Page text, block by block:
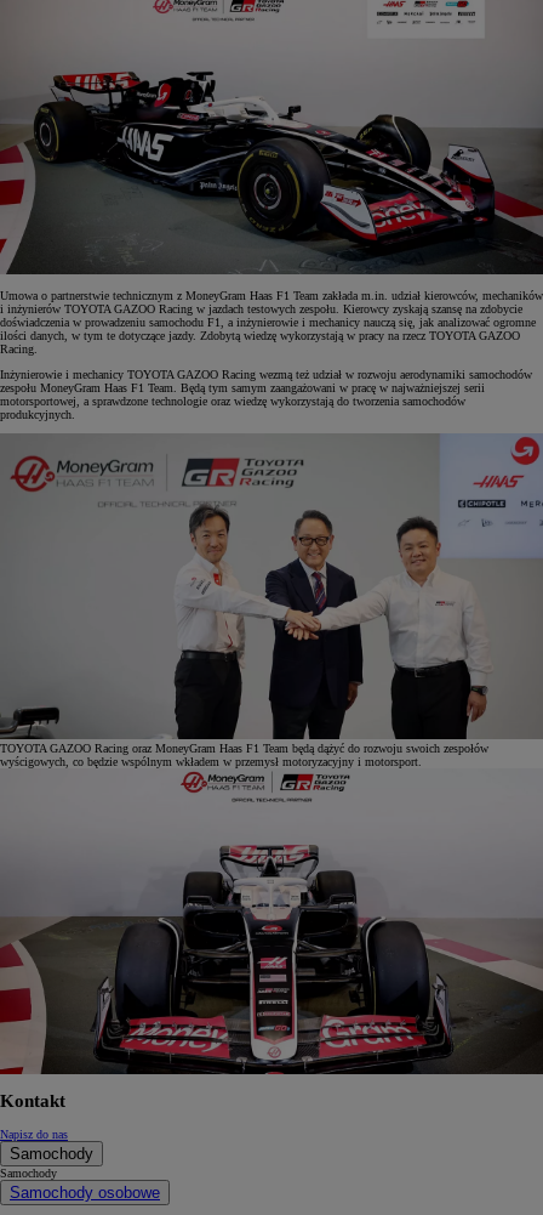
Umowa o partnerstwie technicznym z MoneyGram Haas F1 Team zakłada m.in. udział kierowców, mechaników
i inżynierów TOYOTA GAZOO Racing w jazdach testowych zespołu. Kierowcy zyskają szansę na zdobycie
doświadczenia w prowadzeniu samochodu F1, a inżynierowie i mechanicy nauczą się, jak analizować ogromne
ilości danych, w tym te dotyczące jazdy. Zdobytą wiedzę wykorzystają w pracy na rzecz TOYOTA GAZOO
Racing.
Inżynierowie i mechanicy TOYOTA GAZOO Racing wezmą też udział w rozwoju aerodynamiki samochodów
zespołu MoneyGram Haas F1 Team. Będą tym samym zaangażowani w pracę w najważniejszej serii
motorsportowej, a sprawdzone technologie oraz wiedzę wykorzystają do tworzenia samochodów
produkcyjnych.
TOYOTA GAZOO Racing oraz MoneyGram Haas F1 Team będą dążyć do rozwoju swoich zespołów
wyścigowych, co będzie wspólnym wkładem w przemysł motoryzacyjny i motorsport.
Kontakt
Napisz do nas
Samochody
Samochody
Samochody osobowe